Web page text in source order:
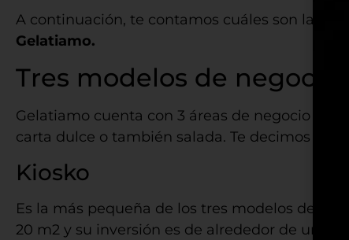
A continuación, te contamos cuáles son las
Gelatiamo.
Tres modelos de negocio
Gelatiamo cuenta con 3 áreas de negocio y
carta dulce o también salada. Te decimos
Kiosko
Es la más pequeña de los tres modelos de
20 m2 y su inversión es de alrededor de unos